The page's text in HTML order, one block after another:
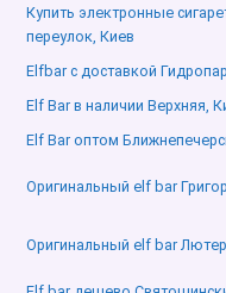
Купить электронные
переулок, Киев
Elfbar с доставкой
Elf Bar в наличии Верхняя,
Elf Bar оптом
Оригинальный elf bar
Оригинальный elf bar